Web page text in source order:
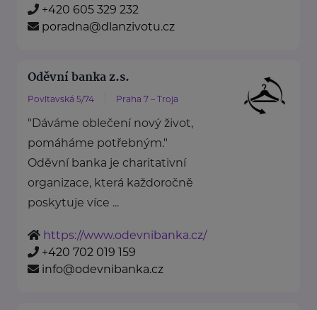
+420 605 329 232
poradna@dlanzivotu.cz
Oděvní banka z.s.
Povltavská 5/74 Praha 7 – Troja
"Dáváme oblečení nový život,
pomáháme potřebným."
Oděvní banka je charitativní
organizace, která každoročně
poskytuje více ...
https://www.odevnibanka.cz/
+420 702 019 159
info@odevnibanka.cz